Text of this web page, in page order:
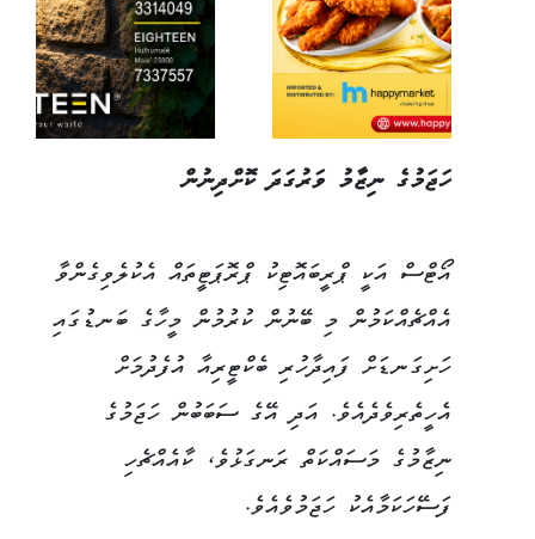
ހަޖަމުގެ ނިޒާމު ވަރުގަދަ ކޮށްދިނުން
އޯޓްސް އަކީ ޕްރީބައޮޓިކު ޕްރޮޕަޓީތައް އެކުލެވިގެންވާ
އެއްޗެއްކަމުން މި ބޭނުން ކުރުމުން މީހާގެ ބަނޑުގައި
ހަށިގަނޑަށް ފައިދާހުރި ބެކްޓީރިއާ އުފެދުމަށް
އެހީތެރިވެދެއެވެ. އަދި އޭގެ ސަބަބުން ހަޖަމުގެ
ނިޒާމުގެ މަސައްކަތް ރަނގަޅުވެ، ކާއެއްޗެހި
ފަސޭހަކަމާއެކު ހަޖަމުވެއެވެ.